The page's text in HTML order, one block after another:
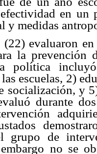
en un
y medidas
evaluaron
la prevención
política incluyó
escuelas, 2)
socialización, y
durante
grupo de
no se